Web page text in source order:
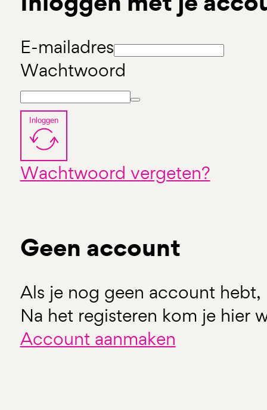
E-mailadres
Wachtwoord
Inloggen
Wachtwoord vergeten?
Geen account
Als je nog geen account hebt,
Na het registeren kom je hier
Account aanmaken